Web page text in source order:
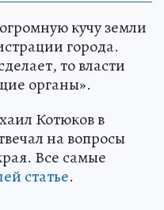
кучу земли
города.
то власти
органы».
Котюков в
на вопросы
Все самые
статье.